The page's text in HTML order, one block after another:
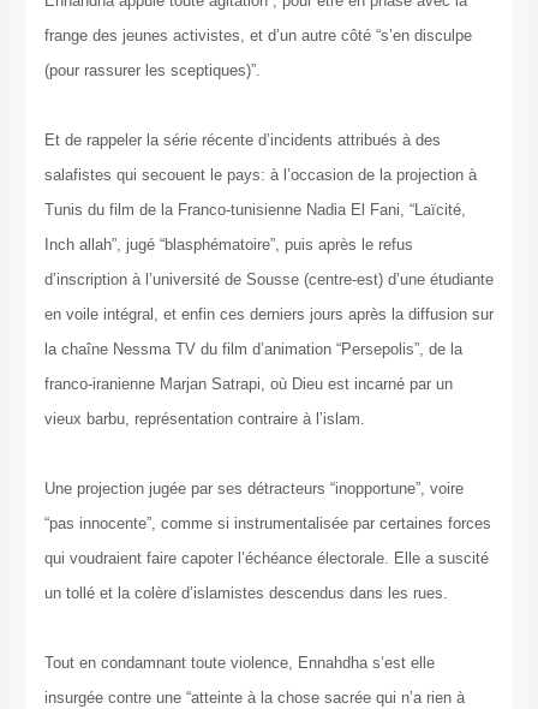
frange des jeunes activistes, et d’un autre côté “s’en disculpe
(pour rassurer les sceptiques)”.
Et de rappeler la série récente d’incidents attribués à des
salafistes qui secouent le pays: à l’occasion de la projection à
Tunis du film de la Franco-tunisienne Nadia El Fani, “Laïcité,
Inch allah”, jugé “blasphématoire”, puis après le refus
d’inscription à l’université de Sousse (centre-est) d’une étudiante
en voile intégral, et enfin ces derniers jours après la diffusion sur
la chaîne Nessma TV du film d’animation “Persepolis”, de la
franco-iranienne Marjan Satrapi, où Dieu est incarné par un
vieux barbu, représentation contraire à l’islam.
Une projection jugée par ses détracteurs “inopportune”, voire
“pas innocente”, comme si instrumentalisée par certaines forces
qui voudraient faire capoter l’échéance électorale. Elle a suscité
un tollé et la colère d’islamistes descendus dans les rues.
Tout en condamnant toute violence, Ennahdha s’est elle
insurgée contre une “atteinte à la chose sacrée qui n’a rien à